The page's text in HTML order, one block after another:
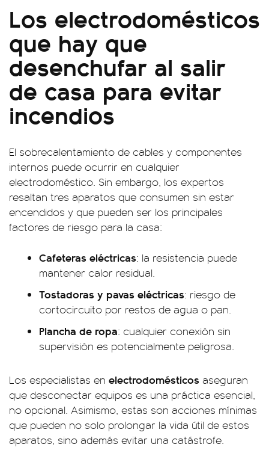
Los electrodomésticos
que hay que
desenchufar al salir
de casa para evitar
incendios
El sobrecalentamiento de cables y componentes
internos puede ocurrir en cualquier
electrodoméstico. Sin embargo, los expertos
resaltan tres aparatos que consumen sin estar
encendidos y que pueden ser los principales
factores de riesgo para la casa:
Cafeteras eléctricas: la resistencia puede
mantener calor residual.
Tostadoras y pavas eléctricas: riesgo de
cortocircuito por restos de agua o pan.
Plancha de ropa: cualquier conexión sin
supervisión es potencialmente peligrosa.
Los especialistas en electrodomésticos aseguran
que desconectar equipos es una práctica esencial,
no opcional. Asimismo, estas son acciones mínimas
que pueden no solo prolongar la vida útil de estos
aparatos, sino además evitar una catástrofe.